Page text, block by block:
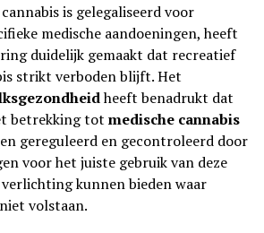
is gelegaliseerd voor
medische aandoeningen, heeft
duidelijk gemaakt dat recreatief
strikt verboden blijft. Het
heeft benadrukt dat
betrekking tot medische cannabis
gereguleerd en gecontroleerd door
voor het juiste gebruik van deze
kunnen bieden waar
volstaan.